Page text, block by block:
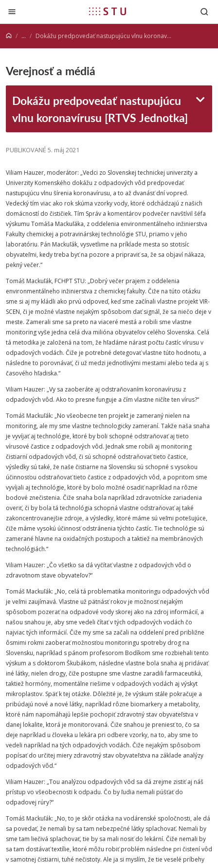
Prejsť na obsah
... Dokážu predpovedať nastupujúcu vlnu koronavírusu [RTVS Jednotka]
Verejnosť a médiá
Dokážu predpovedať nastupujúcu
vlnu koronavírusu [RTVS Jednotka]
PUBLIKOVANÉ 5. máj 2021
Viliam Hauzer, moderátor: „Vedci zo Slovenskej technickej univerzity a
Univerzity Komenského dokážu z odpadových vôd predpovedať
nastupujúcu vlnu šírenia koronavírusu, a to až dvanásť dní vopred.
Vedecký tím viac ako rok skúma vzorky vody, ktoré odchádzajú z našich
domácností do čističiek. Tím Správ a komentárov podvečer navštívil šéfa
výskumu Tomáša Mackuľáka, z oddelenia environmentálneho inžinierstva
Fakulty chemickej a potravinárskej technológie STU, priamo v jeho
laboratóriu. Pán Mackuľák, vysvetlime na príklade mesta so stotisíc
obyvateľmi, kedy treba byť na pozore a pripraviť sa, že sa objaví nákaza,
pekný večer.“
Tomáš Mackuľák, FCHPT STU: „Dobrý večer prajem z oddelenia
environmentálneho inžinierstva z chemickej fakulty. Čiže na túto otázku
sme si aj my kládli ako prvú odpoveď, keď sme začínali vlastne projekt VIR-
SCEN, či je možné vlastne nejakým spôsobom dať signál, že sa niečo deje v
meste. Zamerali sme sa preto na viaceré mestá a robili sme vlastne
monitoring vyše jedna celá dva milióna obyvateľov celého Slovenska. Celá
tá metodika je založená na tom, že hľadáme nárast počtu častíc vírusu v
odpadových vodách. Čiže je potrebné detegovať vlastne túto hodnotu, a
následne to porovnávať, či už medzi jednotlivými mestami alebo teda aj s
časového hľadiska.“
Viliam Hauzer: „Vy sa zaoberáte aj odstraňovaním koronavírusu z
odpadových vôd. Ako to presne funguje a čím vlastne ničíte ten vírus?“
Tomáš Mackuľák: „No všeobecne ten projekt je zameraný nielen na
monitoring, ale my sme vlastne technologicky zameraní. Takže naša snaha
je vyvíjať aj technológie, ktoré by boli schopné odstraňovať aj tieto
vírusové častice z odpadových vôd. Jednak sme robili aj monitoring
čistiarní odpadových vôd, či sú schopné odstraňovať tieto častice,
výsledky sú také, že naše čistiarne na Slovensku sú schopné s vysokou
účinnosťou odstraňovať tieto častice z odpadových vôd, a popritom sme
vyvíjali aj technológie, ktoré by bolo možné osadiť napríklad na rôzne
bodové znečistenia. Čiže snaha bola napríklad zdravotnícke zariadenia
overiť, či by bola tá technológia schopná vlastne odstraňovať aj také
zakoncentrovanejšie zdroje, a výsledky, ktoré máme sú veľmi potešujúce,
čiže máme vysokú účinnosť odstránenia týchto častíc. Tie technológie sú
zamerané hlavne na oxidačných postupoch a taktiež na membránových
technológiách.“
Viliam Hauzer: „Čo všetko sa dá vyčítať vlastne z odpadových vôd o
zdravotnom stave obyvateľov?“
Tomáš Mackuľák: „No, celá tá problematika monitoringu odpadových vôd
je veľmi zaujímavá. Vlastne už pätnásť rokov je možnosť nejakým
spôsobom pozerať na odpadové vody skorej ako na zdroj informácií, a
našou snahou je, aby sme vedeli čítať v tých odpadových vodách čo
najviac tých informácií. Čiže my sme sa začali na oddelení pred približne
ôsmimi rokmi zaoberať možnosťou monitoringu spotreby drog na
Slovensku, napríklad s pánom profesorom Bodíkom sme rozbiehali tento
výskum a s doktorom Škubákom, následne vlastne bola snaha aj pridávať
iné látky, nielen drogy, čiže postupne sme vlastne zaradili farmaceutiká,
taktiež hormóny, momentálne riešime v odpadových vodách aj výskyt
mikroplastov. Späť k tej otázke. Dôležité je, že výskum stále pokračuje a
pribúdajú nové a nové látky, napríklad rôzne biomarkery a metabolity,
ktoré nám napomáhajú lepšie pochopiť zdravotný stav obyvateľstva v
danej lokalite, ktorá je monitorovaná. Čiže snahou je preniesť to, čo sa
deje napríklad u človeka u lekára pri odbere vzorky, na to, aby sme to
vedeli napríklad na tých odpadových vodách. Čiže nejakým spôsobom
popísať do určitej miery zdravotný stav obyvateľstva na základe analýzy
odpadových vôd.“
Viliam Hauzer: „Tou analýzou odpadových vôd sa dá zrejme zistiť aj náš
prístup vo všeobecnosti k odpadu. Čo by ľudia nemali púšťať do
odpadovej rúry?“
Tomáš Mackuľák: „No, to je skôr otázka na vodárenské spoločnosti, ale dá
sa povedať, že nemali by sa tam nebezpečné látky splachovať. Nemali by
sme tam liečivá splachovať, tie by sa mali nosiť do lekární. Čiže nemali by
sa tam dostávať textílie, ktoré môžu robiť problém následne pri čistení vôd
v samotnej čistiarni, tuhé nečistoty. Ale ja si myslím, že tie veselé príbehy